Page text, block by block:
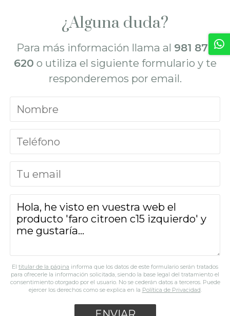
¿Alguna duda?
Para más información llama al 981 872
620 o utiliza el siguiente formulario y te
responderemos por email.
El titular de la página informa que los datos de este formulario serán tratados
para ofrecerle la información solicitada, siendo la base legal del tratamiento el
consentimiento otorgado por el usuario. No se cederán datos a terceros. Puede
ejercer los derechos como se explica en la Política de Privacidad.